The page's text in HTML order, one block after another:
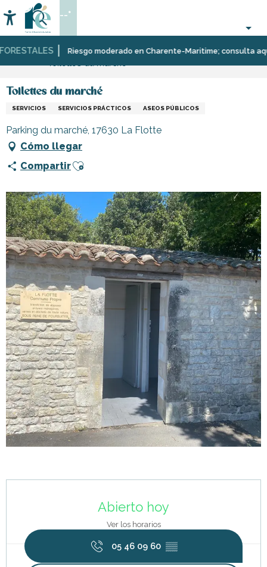
au
contenu
principal
Riesgo moderado en Charente-Maritime; consulta aquí
Accessibilité
Buscar
--°
Página Web InfórmeseTiendasTiendas
Toilettes du marché
SERVICIOS SERVICIOS PRÁCTICOS ASEOS PÚBLICOS
Parking du marché, 17630 La Flotte
Cómo llegar
CompartirAjouter aux favoris
Abierto hoy
Ver los horarios
05 46 09 60 ▒▒